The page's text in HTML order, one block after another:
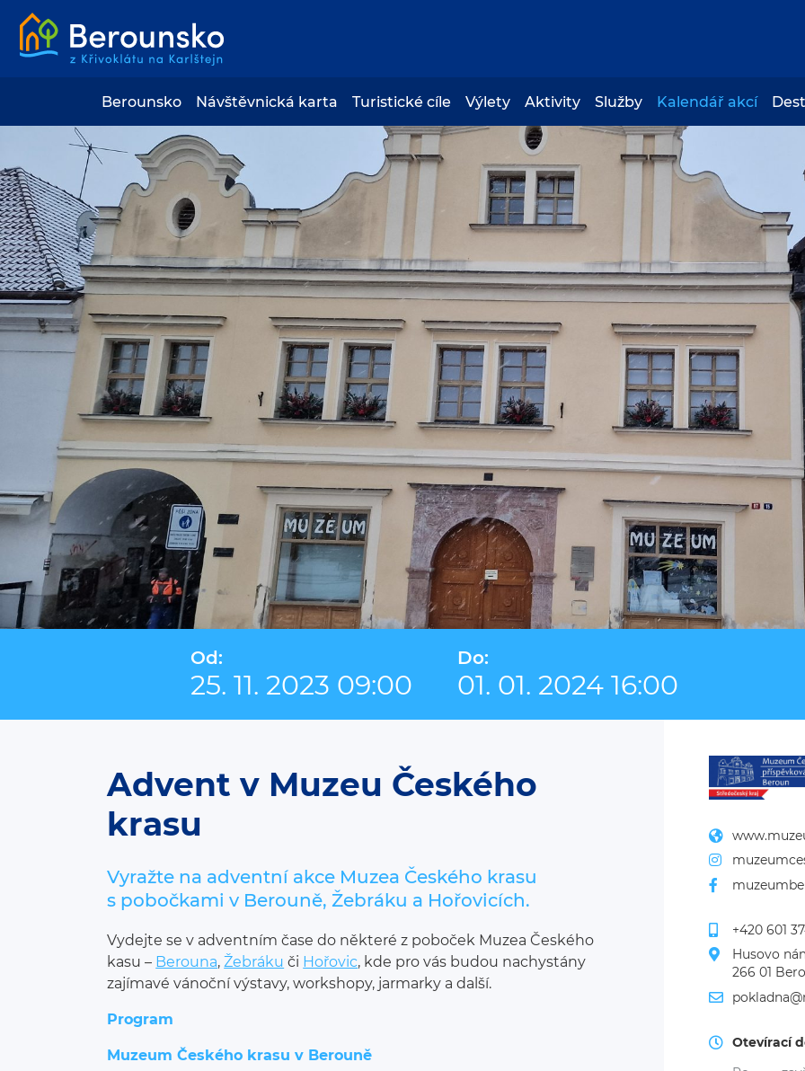
Berounsko Návštěvnická karta Turistické cíle Výlety Aktivity Služby Kalendář akcí
Od:
25. 11. 2023 09:00
Do:
01. 01. 2024 16:00
Advent v Muzeu Českého
krasu
Vyražte na adventní akce Muzea Českého krasu
s pobočkami v Berouně, Žebráku a Hořovicích.
Vydejte se v adventním čase do některé z poboček Muzea Českého
kasu – Berouna,Žebráku či Hořovic, kde pro vás budou nachystány
zajímavé vánoční výstavy, workshopy, jarmarky a další.
Program
Muzeum Českého krasu v Berouně
+420 601
Husovo
266 01
Otevírací